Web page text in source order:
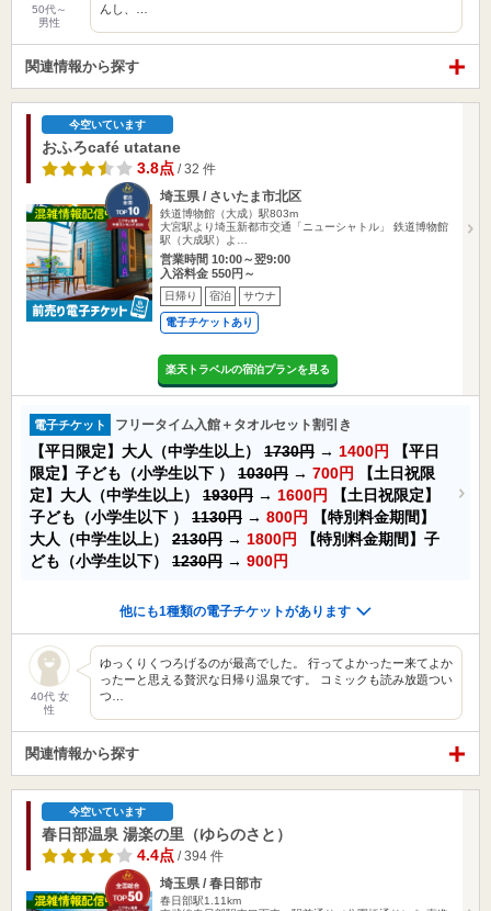
50代～
男性
んし、…
関連情報から探す
今空いています
おふろcafé utatane
3.8点 / 32 件
埼玉県 / さいたま市北区
鉄道博物館（大成）駅803m
大宮駅より埼玉新都市交通「ニューシャトル」 鉄道博物館
駅（大成駅）よ…
営業時間 10:00～翌9:00
入浴料金 550円～
日帰り 宿泊 サウナ
電子チケットあり
楽天トラベルの宿泊プランを見る
電子チケット フリータイム入館＋タオルセット割引き
【平日限定】大人（中学生以上） 1730円 → 1400円
【平日
限定】子ども（小学生以下 ） 1030円 → 700円
【土日祝限
定】大人（中学生以上） 1930円 → 1600円
【土日祝限定】
子ども（小学生以下 ） 1130円 → 800円
【特別料金期間】
大人（中学生以上） 2130円 → 1800円
【特別料金期間】子
ども（小学生以下） 1230円 → 900円
他にも1種類の電子チケットがあります
40代 女
性
ゆっくりくつろげるのが最高でした。 行ってよかったー来てよか
ったーと思える贅沢な日帰り温泉です。 コミックも読み放題つい
つ…
関連情報から探す
今空いています
春日部温泉 湯楽の里（ゆらのさと）
4.4点 / 394 件
埼玉県 / 春日部市
春日部駅1.11km